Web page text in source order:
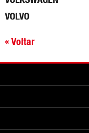
VOLVO
« Voltar